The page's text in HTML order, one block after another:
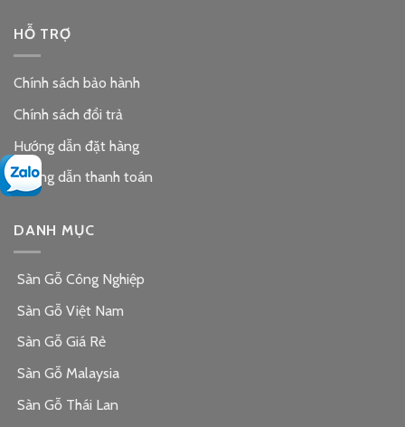
HỖ TRỢ
Chính sách bảo hành
Chính sách đổi trả
Hướng dẫn đặt hàng
Hướng dẫn thanh toán
DANH MỤC
Sàn Gỗ Công Nghiệp
Sàn Gỗ Việt Nam
Sàn Gỗ Giá Rẻ
Sàn Gỗ Malaysia
Sàn Gỗ Thái Lan